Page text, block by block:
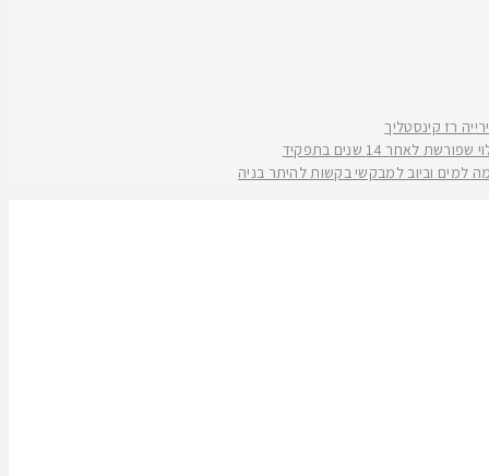
14 שנים בתפקיד
למים וביוב למבקשי בקשות להיתר בניה